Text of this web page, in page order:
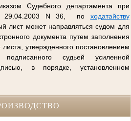
Судебного департамента при
29.04.2003 N 36, по ходатайству
лист может направляться судом для
документа путем заполнения
утвержденного постановлением
судьей усиленной
в порядке, установленном